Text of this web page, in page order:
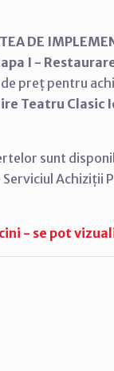
DE
I -
preț pentru
Teatru Clasic
sunt
Achiziții
- se pot